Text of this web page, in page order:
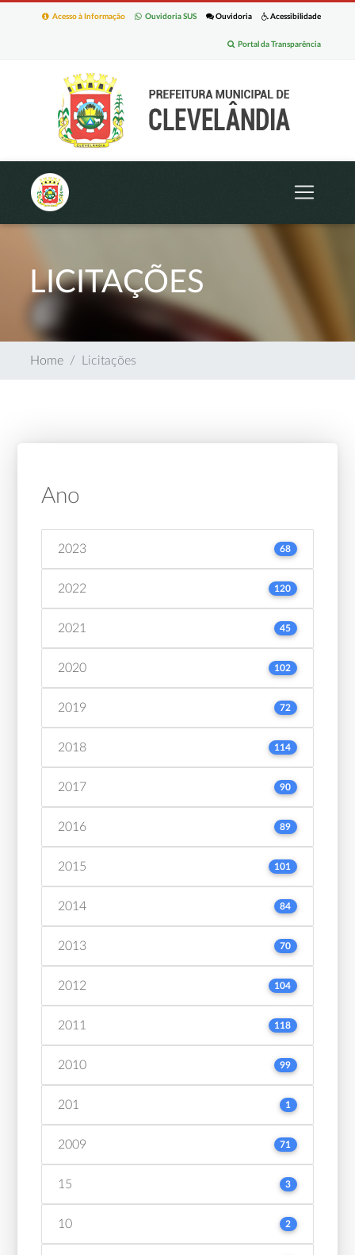
Acessibilidade
Ouvidoria
Ouvidoria SUS
Acesso à Informação
Portal da Transparência
LICITAÇÕES
Home Licitações
Ano
2023 68
2022 120
2021 45
2020 102
2019 72
2018 114
2017 90
2016 89
2015 101
2014 84
2013 70
2012 104
2011 118
2010 99
201 1
2009 71
15 3
10 2